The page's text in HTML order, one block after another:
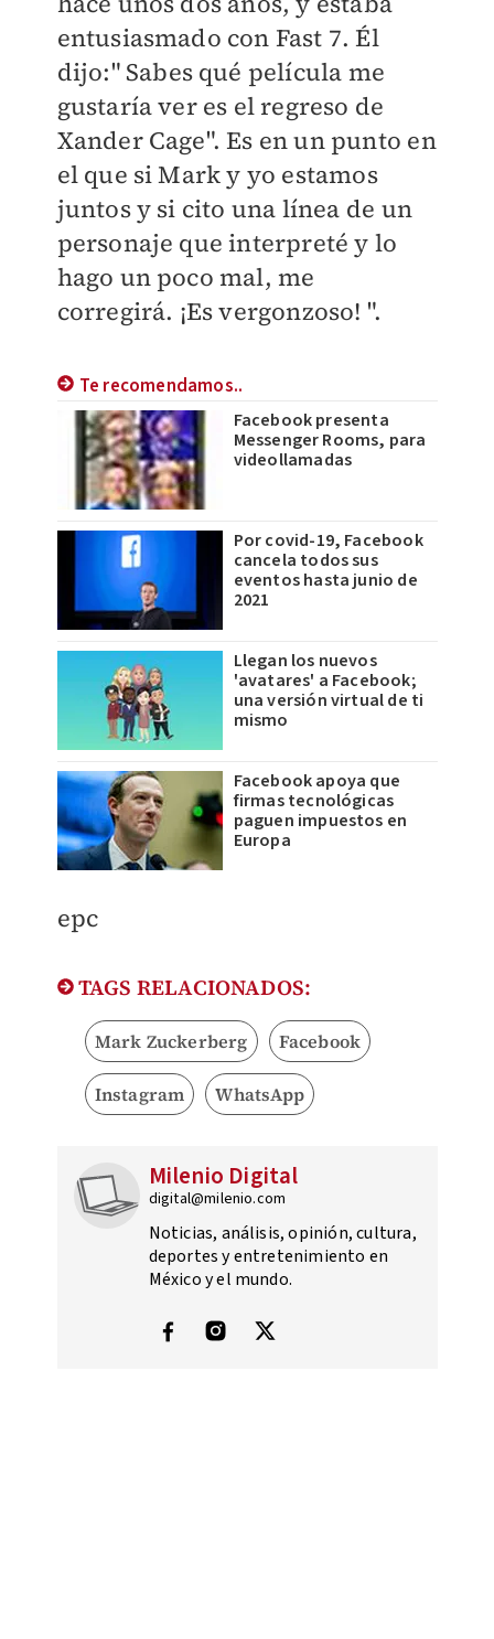
entusiasmado con Fast 7. Él
dijo:" Sabes qué película me
gustaría ver es el regreso de
Xander Cage". Es en un punto en
el que si Mark y yo estamos
juntos y si cito una línea de un
personaje que interpreté y lo
hago un poco mal, me
corregirá. ¡Es vergonzoso! ".
Te recomendamos..
Facebook presenta
Messenger Rooms, para
videollamadas
Por covid-19, Facebook
cancela todos sus
eventos hasta junio de
2021
Llegan los nuevos
'avatares' a Facebook;
una versión virtual de ti
mismo
Facebook apoya que
firmas tecnológicas
paguen impuestos en
Europa
epc
TAGS RELACIONADOS:
Mark Zuckerberg Facebook
Instagram WhatsApp
Milenio Digital
digital@milenio.com
Noticias, análisis, opinión, cultura,
deportes y entretenimiento en
México y el mundo.